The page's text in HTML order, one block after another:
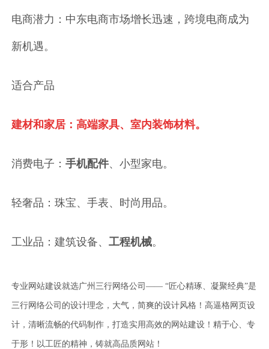
电商潜力：中东电商市场增长迅速，跨境电商成为
新机遇。
适合产品
建材和家居：高端家具、室内装饰材料。
消费电子： 手机配件、小型家电。
轻奢品：珠宝、手表、时尚用品。
工业品：建筑设备、 工程机械。
专业网站建设就选广州三行网络公司—— “匠心精琢、凝聚经典”是
三行网络公司的设计理念，大气，简爽的设计风格！高逼格网页设
计，清晰流畅的代码制作，打造实用高效的网站建设！精于心、专
于形！以工匠的精神，铸就高品质网站！